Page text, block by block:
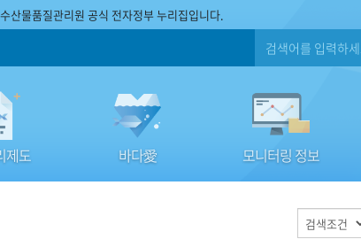
산물품질관리원 공식 전자정부 누리집입니다.
제도 바다愛 모니터링 정보